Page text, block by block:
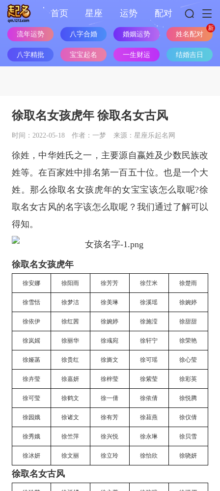
首页 星座 运势 配对
流年运势 八字合婚 婚姻运势 姓名配对
八字精批 宝宝起名 一生财运 结婚吉日
徐取名女孩虎年 徐取名女古风
时间：2022-05-18 作者：一梦 来源：星座乐起名网
徐姓，中华姓氏之一，主要源自嬴姓及少数民族改
姓等。在百家姓中排名第一百五十位。也是一个大
姓。那么徐取名女孩虎年的女宝宝该怎么取呢?徐
取名女古风的名字该怎么取呢？我们通过了解可以
得知。
徐取名女孩虎年
徐安娜 徐阳雨 徐芳芳 徐茳米 徐楚雨
徐雪恬 徐梦洁 徐美琳 徐溪瑶 徐婉婷
徐依伊 徐红茜 徐婉婷 徐施滢 徐甜甜
徐岚媱 徐丽华 徐彧宛 徐轩宁 徐荣艳
徐娅菡 徐贵红 徐旖文 徐可瑶 徐心莹
徐卉莹 徐嘉妍 徐梓莹 徐紫莹 徐彩英
徐可莹 徐鹤文 徐一倩 徐依倩 徐悦腾
徐园娥 徐诸文 徐有芳 徐菽燕 徐仪倩
徐秀娥 徐竺萍 徐兴悦 徐永琳 徐贝雪
徐冰妍 徐文丽 徐立玲 徐怡欣 徐哓妍
徐取名女古风